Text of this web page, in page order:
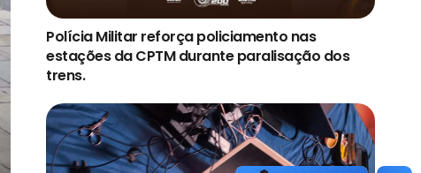
Polícia Militar reforça policiamento nas
estações da CPTM durante paralisação dos
trens.